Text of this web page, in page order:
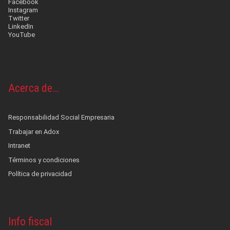
Facebook
Instagram
Twitter
LinkedIn
YouTube
Acerca de…
Responsabilidad Social Empresaria
Trabajar en Adox
Intranet
Términos y condiciones
Política de privacidad
Info fiscal